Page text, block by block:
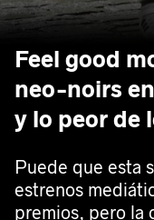
Feel good
neo-noirs
y lo peor de
Puede que esta
estrenos
premios, pero la